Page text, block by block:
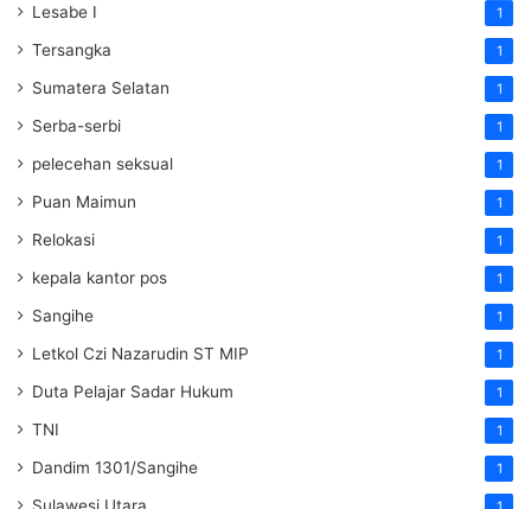
Lesabe I 1
Tersangka 1
Sumatera Selatan 1
Serba-serbi 1
pelecehan seksual 1
Puan Maimun 1
Relokasi 1
kepala kantor pos 1
Sangihe 1
Letkol Czi Nazarudin ST MIP 1
Duta Pelajar Sadar Hukum 1
TNI 1
Dandim 1301/Sangihe 1
Sulawesi Utara